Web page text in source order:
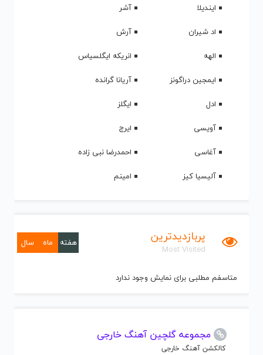
ایندیلا
آشر
اد شیران
آرش
الهه
انریکه ایگلسیاس
ایمجین دراگونز
آریانا گرانده
ادل
ایگلز
آویسی
ایرج
آغاسی
احمدرضا نبی زاده
آلیسیا کیز
امینم
پربازدیدترین
Most Visited
هفته ماه سال
متاسفم مطلبی برای نمایش وجود ندارد
مجموعه گلچین آهنگ خارجی
کالکشن آهنگ خارجی